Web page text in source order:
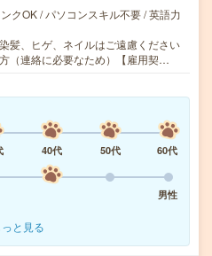
クOK / パソコンスキル不要 / 英語力
髪、ヒゲ、ネイルはご遠慮ください
（連絡に必要なため）【雇用契…
40代 50代
60代
男性
っと見る